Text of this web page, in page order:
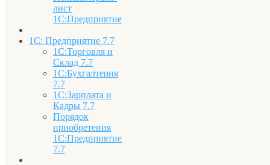
лист
1С:Предприятие
1С: Предприятие 7.7
1С:Торговля и
Склад 7.7
1С:Бухгалтерия
7.7
1С:Зарплата и
Кадры 7.7
Порядок
приобретения
1С:Предприятие
7.7